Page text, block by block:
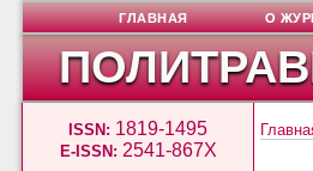
ISSN: 1819-1495
E-ISSN: 2541-867X
ГЛАВНАЯ О